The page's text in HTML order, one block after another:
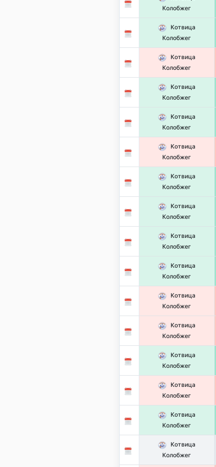
Колобжег
Котвица
Колобжег
Котвица
Колобжег
Котвица
Колобжег
Котвица
Колобжег
Котвица
Колобжег
Котвица
Колобжег
Котвица
Колобжег
Котвица
Колобжег
Котвица
Колобжег
Котвица
Колобжег
Котвица
Колобжег
Котвица
Колобжег
Котвица
Колобжег
Котвица
Колобжег
Котвица
Колобжег